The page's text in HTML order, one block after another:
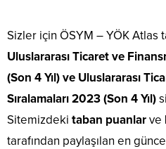
Sizler için ÖSYM – YÖK Atlas
Uluslararası Ticaret ve
(Son 4 Yıl) ve Uluslararası
Sıralamaları 2023 (Son 4 Yıl)
Sitemizdeki taban puanlarve
tarafından paylaşılan en